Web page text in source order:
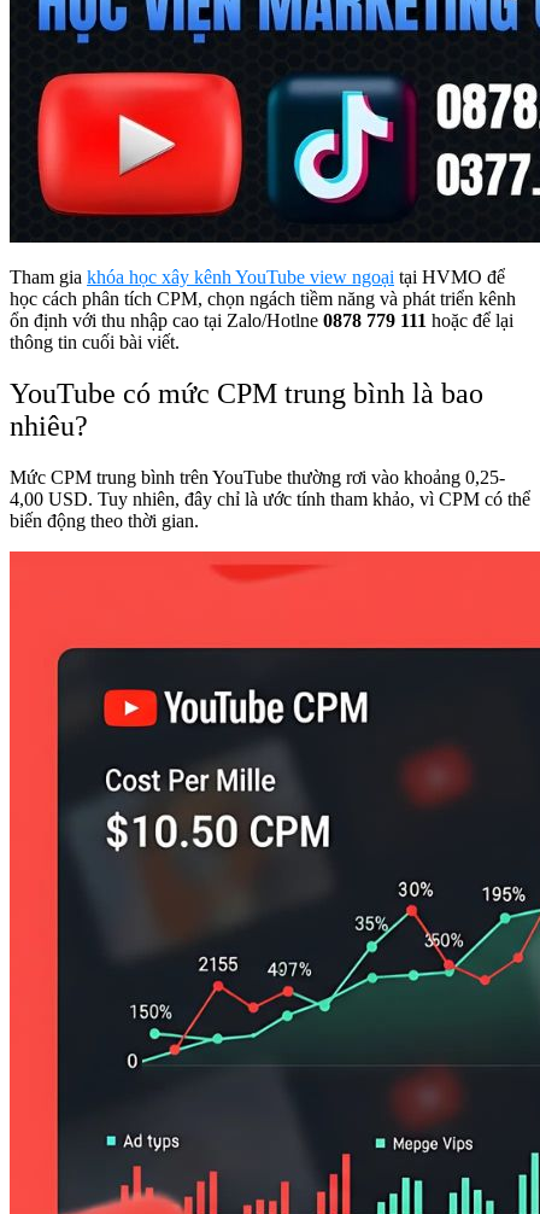
Tham gia khóa học xây kênh YouTube view ngoại tại HVMO để
học cách phân tích CPM, chọn ngách tiềm năng và phát triển kênh
ổn định với thu nhập cao tại Zalo/Hotlne 0878 779 111 hoặc để lại
thông tin cuối bài viết.
YouTube có mức CPM trung bình là bao
nhiêu?
Mức CPM trung bình trên YouTube thường rơi vào khoảng 0,25-
4,00 USD. Tuy nhiên, đây chỉ là ước tính tham khảo, vì CPM có thể
biến động theo thời gian.